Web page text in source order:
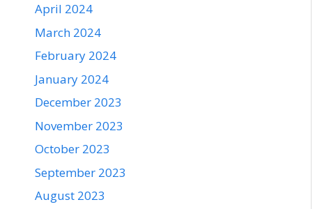
April 2024
March 2024
February 2024
January 2024
December 2023
November 2023
October 2023
September 2023
August 2023